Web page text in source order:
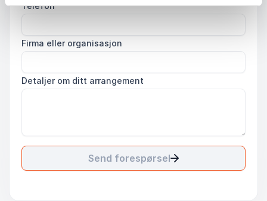
Telefon
Firma eller organisasjon
Detaljer om ditt arrangement
Send forespørsel